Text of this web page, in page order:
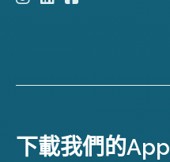
下載我們的App